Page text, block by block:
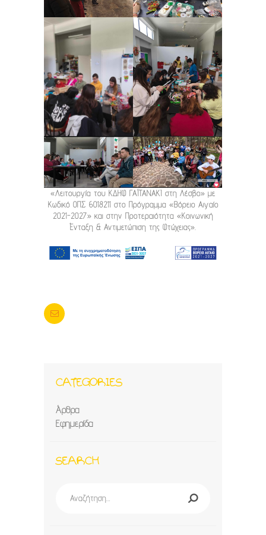
«Λειτουργία του ΚΔΗΦ ΓΑΪΤΑΝΑΚΙ στη Λέσβο» με
Κωδικό ΟΠΣ 6018211 στο Πρόγραμμα «Βόρειο Αιγαίο
2021-2027» και στην Προτεραιότητα «Κοινωνική
Ένταξη & Αντιμετώπιση της Φτώχειας».
CATEGORIES
Άρθρα
Εφημερίδα
SEARCH